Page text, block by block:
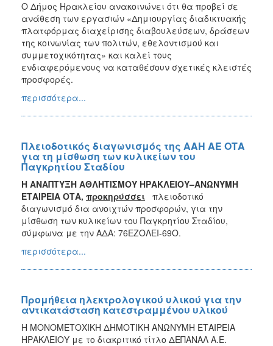
Ο Δήμος Ηρακλείου ανακοινώνει ότι θα προβεί σε
ανάθεση των εργασιών «Δημιουργίας διαδικτυακής
πλατφόρμας διαχείρισης διαβουλεύσεων, δράσεων
της κοινωνίας των πολιτών, εθελοντισμού και
συμμετοχικότητας» και καλεί τους
ενδιαφερόμενους να καταθέσουν σχετικές κλειστές
προσφορές.
περισσότερα...
Πλειοδοτικός διαγωνισμός της ΑΑΗ ΑΕ ΟΤΑ
για τη μίσθωση των κυλικείων του
Παγκρητίου Σταδίου
Η ΑΝΑΠΤΥΞΗ ΑΘΛΗΤΙΣΜΟΥ ΗΡΑΚΛΕΙΟΥ–ΑΝΩΝΥΜΗ
ΕΤΑΙΡΕΙΑ ΟΤΑ, προκηρύσσει πλειοδοτικό
διαγωνισμό δια ανοιχτών προσφορών, για την
μίσθωση των κυλικείων του Παγκρητίου Σταδίου,
σύμφωνα με την ΑΔΑ: 76ΕΖΟΛΕΙ-69Ο.
περισσότερα...
Προμήθεια ηλεκτρολογικού υλικού για την
αντικατάσταση κατεστραμμένου υλικού
Η ΜΟΝΟΜΕΤΟΧΙΚΗ ΔΗΜΟΤΙΚΗ ΑΝΩΝΥΜΗ ΕΤΑΙΡΕΙΑ
ΗΡΑΚΛΕΙΟΥ με το διακριτικό τίτλο ΔΕΠΑΝΑΛ Α.Ε.